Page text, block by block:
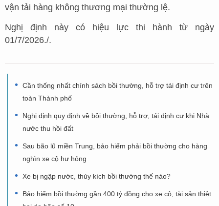
vận tải hàng không thương mại thường lệ.
Nghị định này có hiệu lực thi hành từ ngày
01/7/2026./.
Cần thống nhất chính sách bồi thường, hỗ trợ tái định cư trên
toàn Thành phố
Nghị định quy định về bồi thường, hỗ trợ, tái định cư khi Nhà
nước thu hồi đất
Sau bão lũ miền Trung, bảo hiểm phải bồi thường cho hàng
nghìn xe cộ hư hỏng
Xe bị ngập nước, thủy kích bồi thường thế nào?
Bảo hiểm bồi thường gần 400 tỷ đồng cho xe cộ, tài sản thiệt